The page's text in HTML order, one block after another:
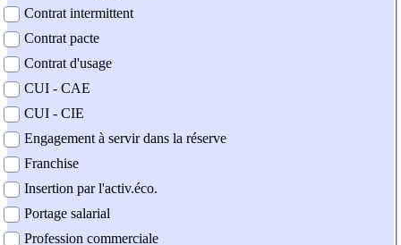
Contrat intermittent
Contrat pacte
Contrat d'usage
CUI - CAE
CUI - CIE
Engagement à servir dans la réserve
Franchise
Insertion par l'activ.éco.
Portage salarial
Profession commerciale